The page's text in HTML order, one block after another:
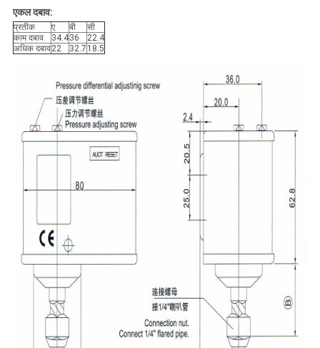
एकल दबाव:
प्रतीक ए बी
सी
काम दबाव
34.436
22.4
अधिक दबाव22 32.7 18.5